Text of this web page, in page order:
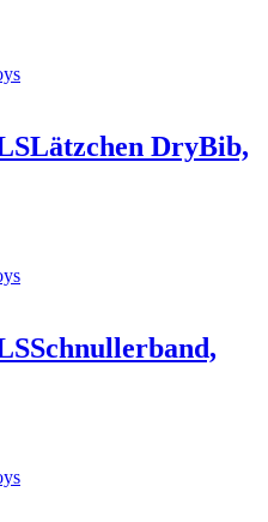
Lätzchen DryBib,
Schnullerband,